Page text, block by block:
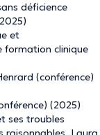
déficience
et
formation clinique
(conférence)
(2025)
ses troubles